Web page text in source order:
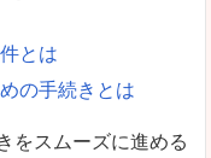
とは
の手続きとは
をスムーズに進める